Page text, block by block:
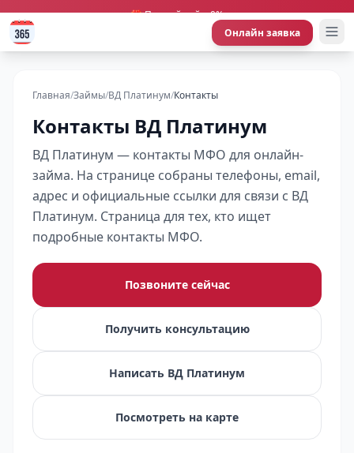
🎁 Первый займ 0%
Онлайн заявка
Главная/Займы/ВД Платинум/Контакты
Контакты ВД Платинум
ВД Платинум — контакты МФО для онлайн-
займа. На странице собраны телефоны, email,
адрес и официальные ссылки для связи с ВД
Платинум. Страница для тех, кто ищет
подробные контакты МФО.
Позвоните сейчас
Получить консультацию
Написать ВД Платинум
Посмотреть на карте